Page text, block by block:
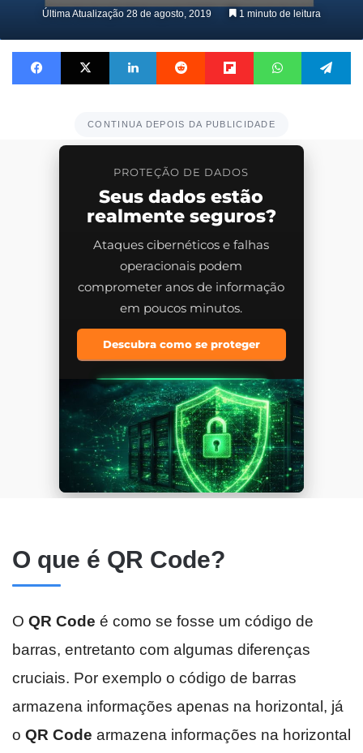
on
Última Atualização 28 de agosto, 2019 1 minuto de leitura
Facebook X Linkedin Reddit Flipboard WhatsApp
CONTINUA DEPOIS DA PUBLICIDADE
PROTEÇÃO DE DADOS
Seus dados estão
realmente seguros?
Ataques cibernéticos e falhas
operacionais podem
comprometer anos de informação
em poucos minutos.
Descubra como se proteger
O que é QR Code?
O QR Code é como se fosse um código de
barras, entretanto com algumas diferenças
cruciais. Por exemplo o código de barras
armazena informações apenas na horizontal, já
o QR Code armazena informações na horizontal